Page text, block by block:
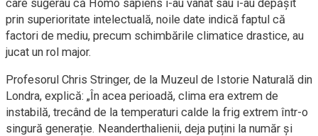
care sugerau că Homo sapiens i-au vânat sau i-au depășit
prin superioritate intelectuală, noile date indică faptul că
factori de mediu, precum schimbările climatice drastice, au
jucat un rol major.
Profesorul Chris Stringer, de la Muzeul de Istorie Naturală din
Londra, explică: „În acea perioadă, clima era extrem de
instabilă, trecând de la temperaturi calde la frig extrem într-o
singură generație. Neanderthalienii, deja puțini la număr și